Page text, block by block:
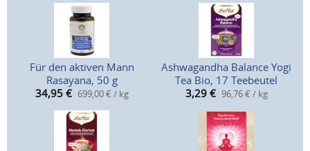
Für den aktiven Mann
Rasayana, 50 g
34,95 € 699,00 € / kg
Ashwagandha Balance Yogi
Tea Bio, 17 Teebeutel
3,29 € 96,76 € / kg